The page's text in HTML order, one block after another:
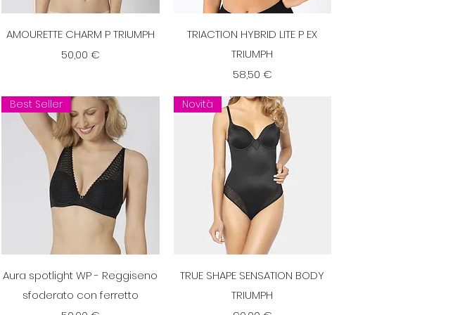
Vista rapida
AMOURETTE CHARM P TRIUMPH
Prezzo
50,00 €
Vista rapida
TRIACTION HYBRID LITE P EX
TRIUMPH
Prezzo
58,50 €
Vista rapida
Best Seller
Aura spotlight WP - Reggiseno
sfoderato con ferretto
Vista rapida
Novità
TRUE SHAPE SENSATION BODY
TRIUMPH